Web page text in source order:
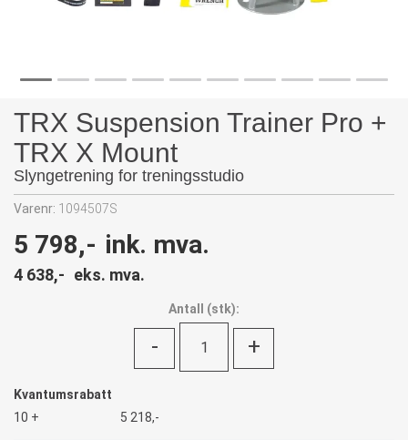
TRX Suspension Trainer Pro +
TRX X Mount
Slyngetrening for treningsstudio
Varenr: 1094507S
5 798,- ink. mva.
4 638,- eks. mva.
Antall (stk):
- +
Kvantumsrabatt
10 +
5 218,-